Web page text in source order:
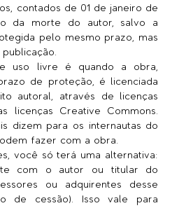
contados de 01 de janeiro de
da morte do autor, salvo a
pelo mesmo prazo, mas
uso livre é quando a obra,
de proteção, é licenciada
autoral, através de licenças
licenças Creative Commons.
dizem para os internautas do
fazer com a obra.
você só terá uma alternativa:
com o autor ou titular do
ou adquirentes desse
de cessão). Isso vale para